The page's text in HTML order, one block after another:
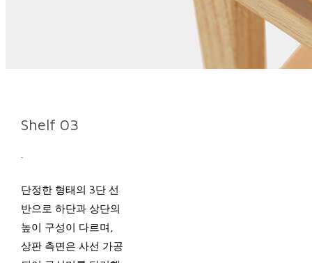
Shelf 03
-
단정한 형태의 3단 선
반으로 하단과 상단의
높이 구성이 다르며,
상판 측면은 사선 가공